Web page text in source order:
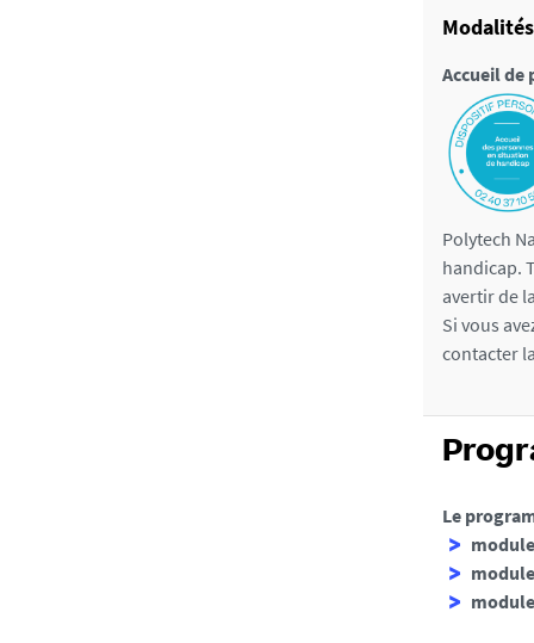
Accueil de
Polytech
handicap.
avertir de
Si vous
contacter la
Le